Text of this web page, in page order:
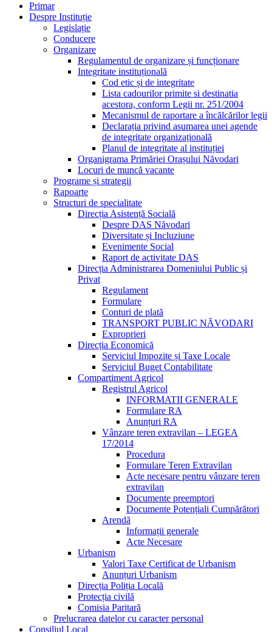
Primar
Despre Instituție
Legislație
Conducere
Organizare
Regulamentul de organizare și funcționare
Integritate instituțională
Cod etic și de integritate
Lista cadourilor primite si destinatia
acestora, conform Legii nr. 251/2004
Mecanismul de raportare a încălcărilor legii
Declarația privind asumarea unei agende
de integritate organizațională
Planul de integritate al instituției
Organigrama Primăriei Orașului Năvodari
Locuri de muncă vacante
Programe și strategii
Rapoarte
Structuri de specialitate
Direcția Asistență Socială
Despre DAS Năvodari
Diversitate și Incluziune
Evenimente Social
Raport de activitate DAS
Direcția Administrarea Domeniului Public și
Privat
Regulament
Formulare
Conturi de plată
TRANSPORT PUBLIC NĂVODARI
Exproprieri
Direcția Economică
Serviciul Impozite și Taxe Locale
Serviciul Buget Contabilitate
Compartiment Agricol
Registrul Agricol
INFORMATII GENERALE
Formulare RA
Anunțuri RA
Vânzare teren extravilan – LEGEA
17/2014
Procedura
Formulare Teren Extravilan
Acte necesare pentru vânzare teren
extravilan
Documente preemptori
Documente Potențiali Cumpărători
Arendă
Informații generale
Acte Necesare
Urbanism
Valori Taxe Certificat de Urbanism
Anunțuri Urbanism
Direcția Poliția Locală
Protecția civilă
Comisia Paritară
Prelucrarea datelor cu caracter personal
Consiliul Local